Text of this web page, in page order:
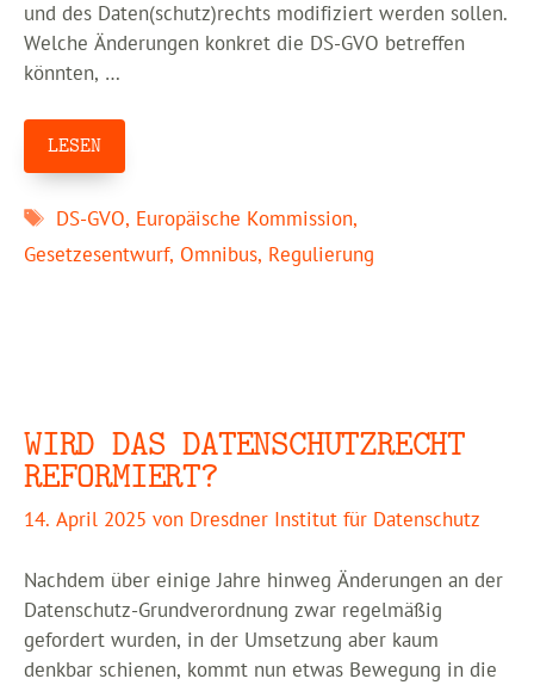
und des Daten(schutz)rechts modifiziert werden sollen.
Welche Änderungen konkret die DS-GVO betreffen
könnten, …
LESEN
Schlagwörter
DS-GVO, Europäische Kommission,
Gesetzesentwurf, Omnibus, Regulierung
WIRD DAS DATENSCHUTZRECHT
REFORMIERT?
14. April 2025 von Dresdner Institut für Datenschutz
Nachdem über einige Jahre hinweg Änderungen an der
Datenschutz-Grundverordnung zwar regelmäßig
gefordert wurden, in der Umsetzung aber kaum
denkbar schienen, kommt nun etwas Bewegung in die